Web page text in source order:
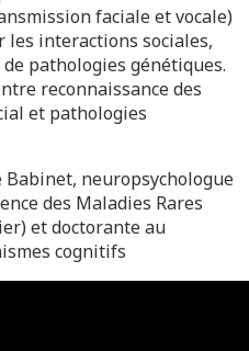
faciale et vocale)
interactions sociales,
pathologies génétiques.
reconnaissance des
et pathologies
neuropsychologue
des Maladies Rares
et doctorante au
cognitifs